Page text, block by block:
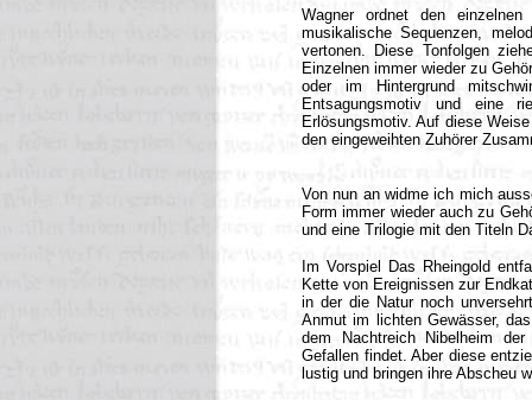
Wagner ordnet den
musikalische Sequenzen,
vertonen. Diese Tonfolgen
Einzelnen immer wieder zu
oder im Hintergrund
Entsagungsmotiv und eine
Erlösungsmotiv. Auf diese
den eingeweihten Zuhörer
Von nun an widme ich mich
Form immer wieder auch zu
und eine Trilogie mit den Titeln
Im Vorspiel Das Rheingold
Kette von Ereignissen zur
in der die Natur noch
Anmut im lichten Gewässer,
dem Nachtreich Nibelheim
Gefallen findet. Aber diese
lustig und bringen ihre Abscheu